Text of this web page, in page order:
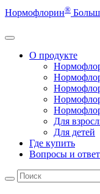
Нормофлорин®
О продукте
Для
Для детей
Где купить
Вопросы и